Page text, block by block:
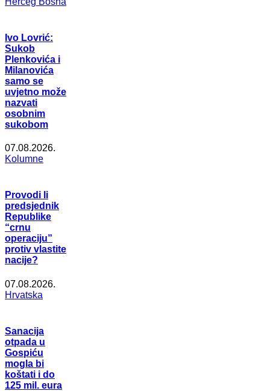
Ivo Lovrić:
Sukob
Plenkovića i
Milanovića
samo se
uvjetno može
nazvati
osobnim
sukobom
07.08.2026.
Kolumne
Provodi li
predsjednik
Republike
“crnu
operaciju”
protiv vlastite
nacije?
07.08.2026.
Hrvatska
Sanacija
otpada u
Gospiću
mogla bi
koštati i do
125 mil. eura